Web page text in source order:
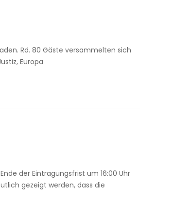
Rd. 80 Gäste versammelten sich
Europa
der Eintragungsfrist um 16:00 Uhr
gezeigt werden, dass die